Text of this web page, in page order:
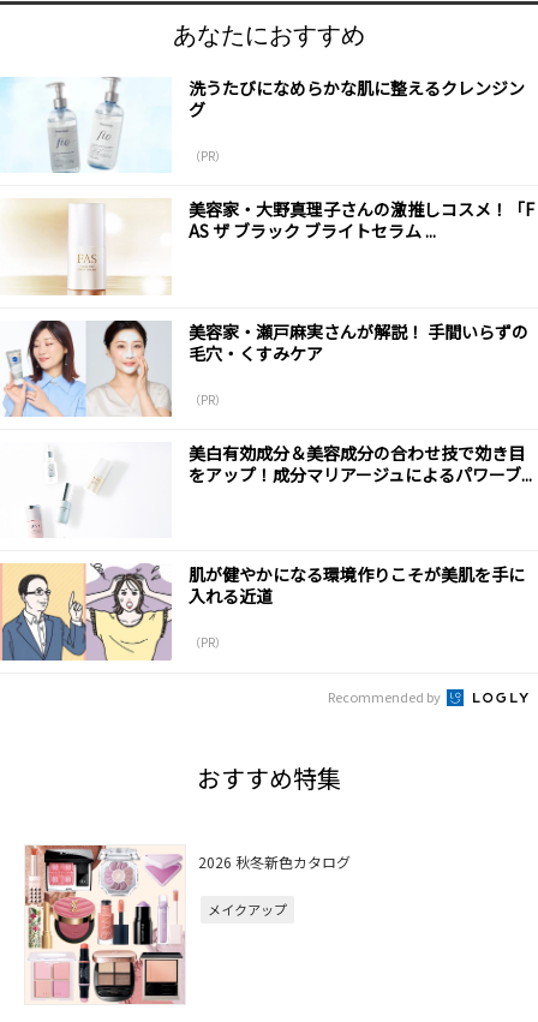
あなたにおすすめ
洗うたびになめらかな肌に整えるクレンジン
グ
（PR）
美容家・大野真理子さんの激推しコスメ！「F
AS ザ ブラック ブライトセラム ...
美容家・瀬戸麻実さんが解説！ 手間いらずの
毛穴・くすみケア
（PR）
美白有効成分＆美容成分の合わせ技で効き目
をアップ！成分マリアージュによるパワーブ...
肌が健やかになる環境作りこそが美肌を手に
入れる近道
（PR）
Recommended by
おすすめ特集
2026 秋冬新色カタログ
メイクアップ